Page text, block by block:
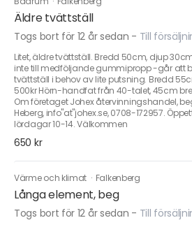
Äldre tvättställ
Togs bort för 12 år sedan - Till
Litet, äldre tvättställ. Bredd 50cm, djup
inte till medföljande gummipropp -går att
tvättställ i behov av lite putsning. Bredd
500kr Hörn-handfat från 40-talet, 45cm
Om företaget Johex återvinningshandel,
Heberg, info"at"johex.se, 0708-172957.
lördagar 10-14. Välkommen
650 kr
Värme och klimat · Falkenberg
Långa element, beg
Togs bort för 12 år sedan - Till